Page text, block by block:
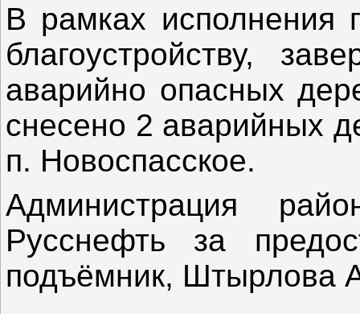
В рамках исполнения
благоустройству,
аварийно опасных
снесено 2 аварийных
п. Новоспасское.
Администрация
Русснефть за
подъёмник, Штырлова